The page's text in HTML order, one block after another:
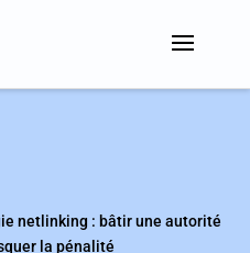
netlinking : bâtir une autorité
la pénalité